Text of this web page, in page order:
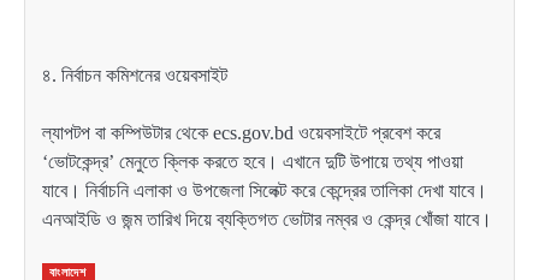
৪. নির্বাচন কমিশনের ওয়েবসাইট
ল্যাপটপ বা কম্পিউটার থেকে ecs.gov.bd ওয়েবসাইটে প্রবেশ করে
‘ভোটকেন্দ্র’ মেনুতে ক্লিক করতে হবে। এখানে দুটি উপায়ে তথ্য পাওয়া
যাবে। নির্বাচনি এলাকা ও উপজেলা সিলেক্ট করে কেন্দ্রের তালিকা দেখা যাবে।
এনআইডি ও জন্ম তারিখ দিয়ে ব্যক্তিগত ভোটার নম্বর ও কেন্দ্র খোঁজা যাবে।
বাংলাদেশ